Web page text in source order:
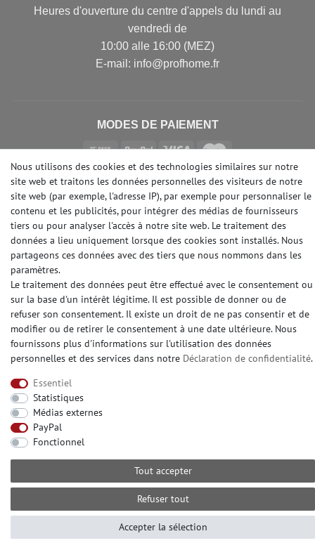
Heures d'ouverture du centre d'appels du lundi au
vendredi de
10:00 alle 16:00 (MEZ)
E-mail: info@profhome.fr
MODES DE PAIEMENT
DES MÉDIAS SOCIAUX
Nous utilisons des cookies et des technologies similaires sur notre
site web et traitons les données personnelles des visiteurs de notre
site web (par exemple, l'adresse IP), par exemple pour personnaliser le
contenu et les publicités, pour intégrer des médias de fournisseurs
tiers ou pour analyser l'accès à notre site web. Le traitement des
données a lieu uniquement lorsque des cookies sont installés. Nous
partageons ces données avec des tiers que nous nommons dans les
paramètres.
Le traitement des données peut être effectué avec le consentement ou
sur la base d'un intérêt légitime. Il est possible de donner ou de
refuser son consentement. Il existe un droit de ne pas consentir et de
modifier ou de retirer le consentement à une date ultérieure. Nous
fournissons plus d'informations sur l'utilisation des données
personnelles et des services dans notre Déclaration de confidentialité.
Essentiel
Statistiques
Médias externes
PayPal
Fonctionnel
Tout accepter
Refuser tout
Accepter la sélection